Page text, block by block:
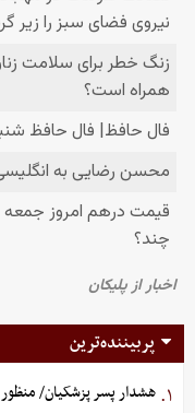
پربیننده‌ترین
۱. هشدار پسر پزشکیان/